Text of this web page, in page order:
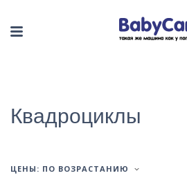
Квадроциклы
ЦЕНЫ: ПО ВОЗРАСТАНИЮ